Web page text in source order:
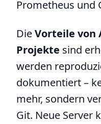
Prometheus und
DieVorteile von
Projekte sind
werden
dokumentiert –
mehr, sondern
Git. Neue Server